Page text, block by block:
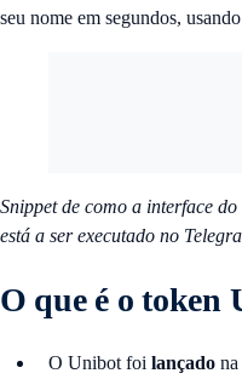
seu nome em segundos,
Snippet de como a interface
está a ser executado no
O que é o token
O Unibot foi lançado